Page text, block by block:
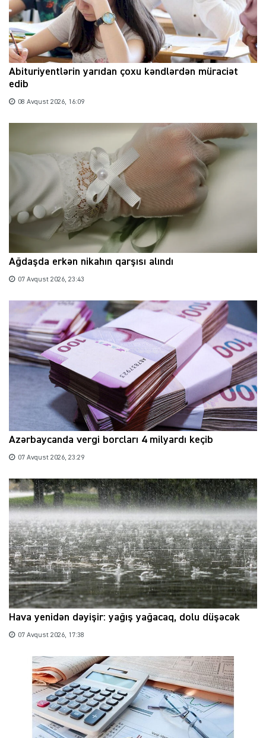
Abituriyentlərin yarıdan çoxu kəndlərdən müraciət
edib
08 Avqust 2026, 16:09
Ağdaşda erkən nikahın qarşısı alındı
07 Avqust 2026, 23:43
Azərbaycanda vergi borcları 4 milyardı keçib
07 Avqust 2026, 23:29
Hava yenidən dəyişir: yağış yağacaq, dolu düşəcək
07 Avqust 2026, 17:38